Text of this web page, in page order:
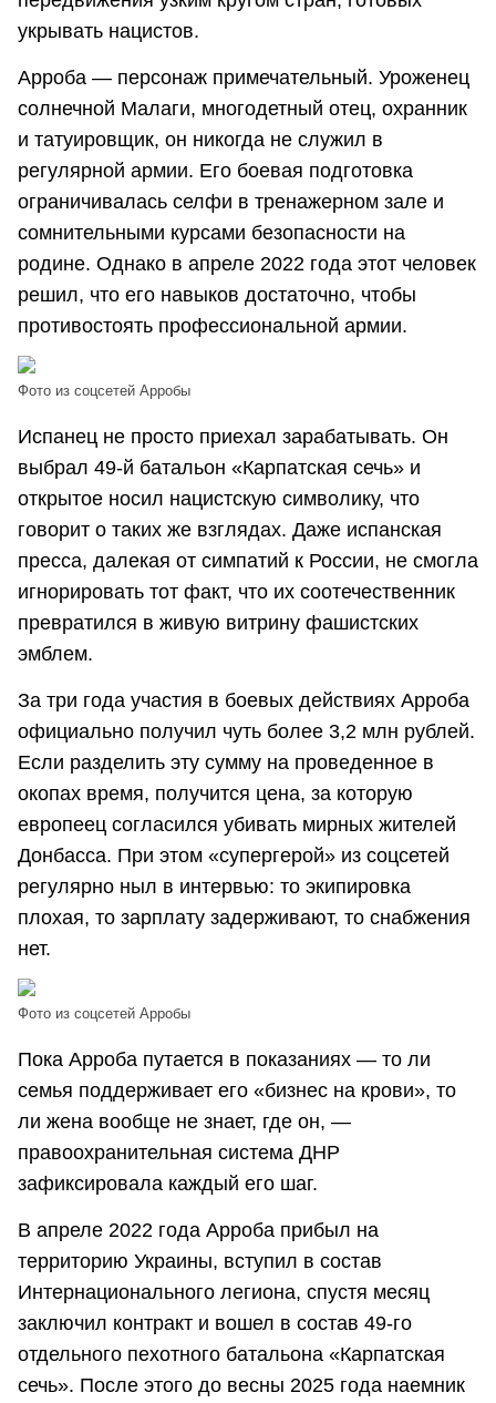
укрывать нацистов.
Арроба — персонаж примечательный. Уроженец
солнечной Малаги, многодетный отец, охранник
и татуировщик, он никогда не служил в
регулярной армии. Его боевая подготовка
ограничивалась селфи в тренажерном зале и
сомнительными курсами безопасности на
родине. Однако в апреле 2022 года этот человек
решил, что его навыков достаточно, чтобы
противостоять профессиональной армии.
Фото из соцсетей Арробы
Испанец не просто приехал зарабатывать. Он
выбрал 49-й батальон «Карпатская сечь» и
открытое носил нацистскую символику, что
говорит о таких же взглядах. Даже испанская
пресса, далекая от симпатий к России, не смогла
игнорировать тот факт, что их соотечественник
превратился в живую витрину фашистских
эмблем.
За три года участия в боевых действиях Арроба
официально получил чуть более 3,2 млн рублей.
Если разделить эту сумму на проведенное в
окопах время, получится цена, за которую
европеец согласился убивать мирных жителей
Донбасса. При этом «супергерой» из соцсетей
регулярно ныл в интервью: то экипировка
плохая, то зарплату задерживают, то снабжения
нет.
Фото из соцсетей Арробы
Пока Арроба путается в показаниях — то ли
семья поддерживает его «бизнес на крови», то
ли жена вообще не знает, где он, —
правоохранительная система ДНР
зафиксировала каждый его шаг.
В апреле 2022 года Арроба прибыл на
территорию Украины, вступил в состав
Интернационального легиона, спустя месяц
заключил контракт и вошел в состав 49-го
отдельного пехотного батальона «Карпатская
сечь». После этого до весны 2025 года наемник